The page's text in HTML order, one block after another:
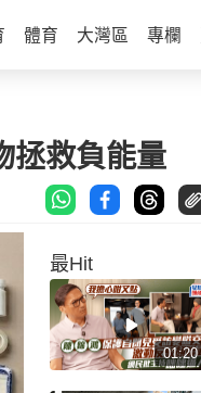
體育 大灣區 專欄
拯救負能量
最Hit
01:20